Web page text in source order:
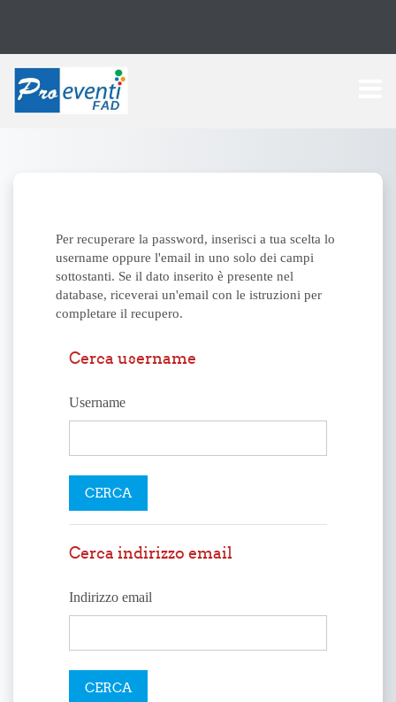
Per recuperare la password, inserisci a tua scelta lo
username oppure l'email in uno solo dei campi
sottostanti. Se il dato inserito è presente nel
database, riceverai un'email con le istruzioni per
completare il recupero.
Cerca username
Username
Cerca indirizzo email
Indirizzo email